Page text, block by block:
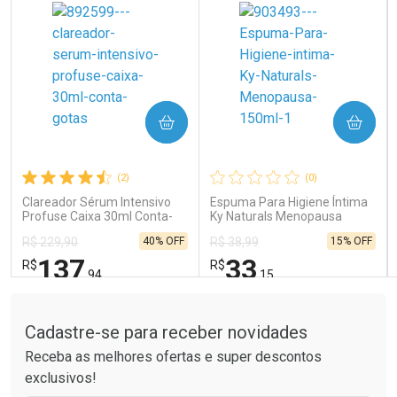
Ativar Desconto
Comprar sem Desconto
Por R$ 121,90/cada
Comprar sem Desconto
Ativar Desconto
Comprar sem Desconto
Por R$ 41,99/cada
Comprar sem Desconto
(2)
Clareador Sérum Intensivo
Profuse Caixa 30ml Conta-
R$ 229,90
R$137,94
40% OFF
COMPRAR
Laboratório
Por Menos
(0)
Espuma Para Higiene Íntima
Ky Naturals Menopausa
R$ 38,99
R$33,15
15% OFF
COMPRAR
Laboratório
Por Menos
Cadastre-se para receber novidades
Receba as melhores ofertas e super descontos
exclusivos!